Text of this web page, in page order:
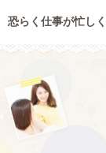
恐らく仕事が忙し